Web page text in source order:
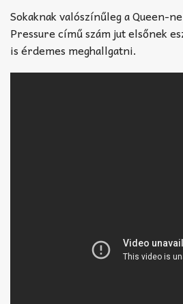
Sokaknak valószínűleg a Queen-
Pressure című szám jut elsőnek
is érdemes meghallgatni.